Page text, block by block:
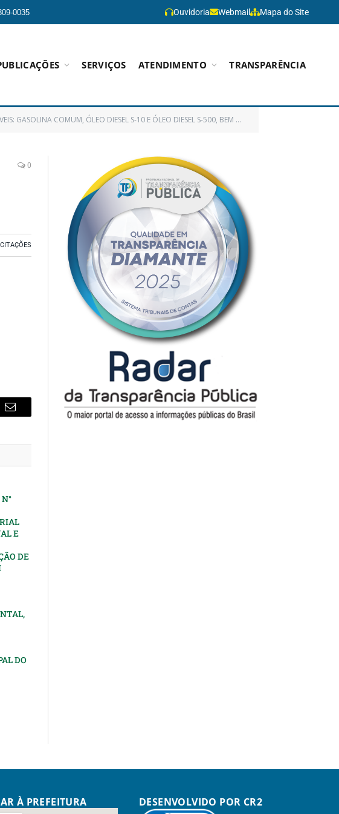
0035 Ouvidoria Webmail Mapa do Site
SERVIÇOS ATENDIMENTO TRANSPARÊNCIA
E ÓLEO DIESEL S-500, BEM COMO GRAXAS, FILTROS, ADITIVO ANTIPOLUENTE E ÓLEOS LUBRIFICANTES)
0
Email
E
DE
DO
À PREFEITURA DESENVOLVIDO POR CR2